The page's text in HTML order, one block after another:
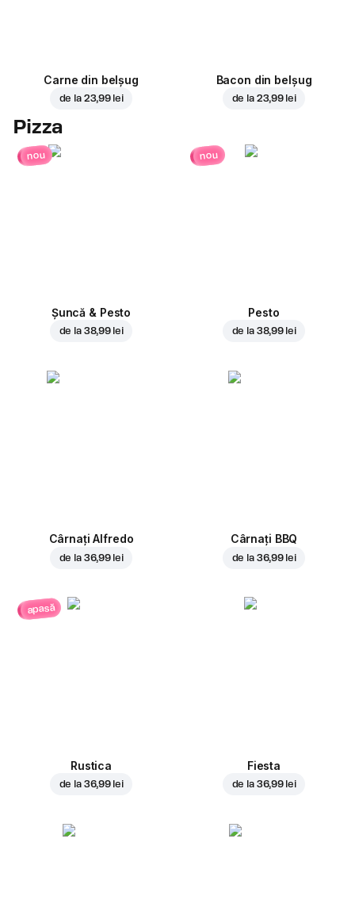
Carne din belșug
de la 23,99 lei
Bacon din belșug
de la 23,99 lei
Pizza
nou
Șuncă & Pesto
de la 38,99 lei
nou
Pesto
de la 38,99 lei
Cârnați Alfredo
de la 36,99 lei
Cârnați BBQ
de la 36,99 lei
apasă
Rustica
de la 36,99 lei
Fiesta
de la 36,99 lei